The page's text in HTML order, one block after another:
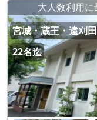
大人数利用
宮城・蔵王・遠刈田
22名迄